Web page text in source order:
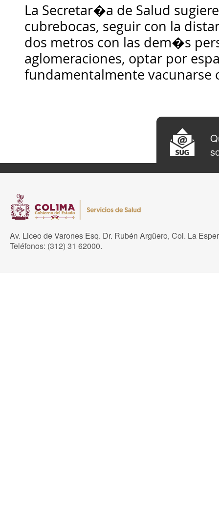
La Secretar�a de Salud
cubrebocas, seguir con la
dos metros con las dem�s
aglomeraciones, optar por
fundamentalmente vacunarse
Av. Liceo de Varones Esq. Dr. Rubén Argüero, Col. La
Teléfonos: (312) 31 62000.